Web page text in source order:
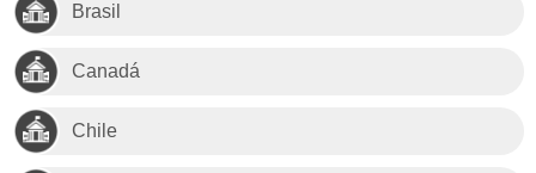
Brasil
Canadá
Chile